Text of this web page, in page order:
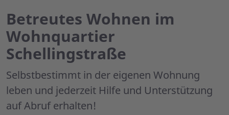
Betreutes Wohnen im
Wohnquartier
Schellingstraße
Selbstbestimmt in der eigenen Wohnung
leben und jederzeit Hilfe und Unterstützung
auf Abruf erhalten!